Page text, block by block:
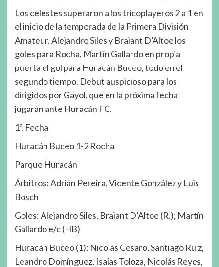
Los celestes superaron a los tricoplayeros 2 a 1 en
el inicio de la temporada de la Primera División
Amateur. Alejandro Siles y Braiant D’Altoe los
goles para Rocha, Martín Gallardo en propia
puerta el gol para Huracán Buceo, todo en el
segundo tiempo. Debut auspicioso para los
dirigidos por Gayol, que en la próxima fecha
jugarán ante Huracán FC.
1ª. Fecha
Huracán Buceo 1-2 Rocha
Parque Huracán
Árbitros: Adrián Pereira, Vicente González y Luis
Bosch
Goles: Alejandro Siles, Braiant D’Altoe (R.); Martín
Gallardo e/c (HB)
Huracán Buceo (1): Nicolás Cesaro, Santiago Ruíz,
Leandro Domínguez, Isaías Toloza, Nicolás Reyes,